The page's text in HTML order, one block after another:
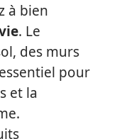
à bien
. Le
des murs
pour
et la